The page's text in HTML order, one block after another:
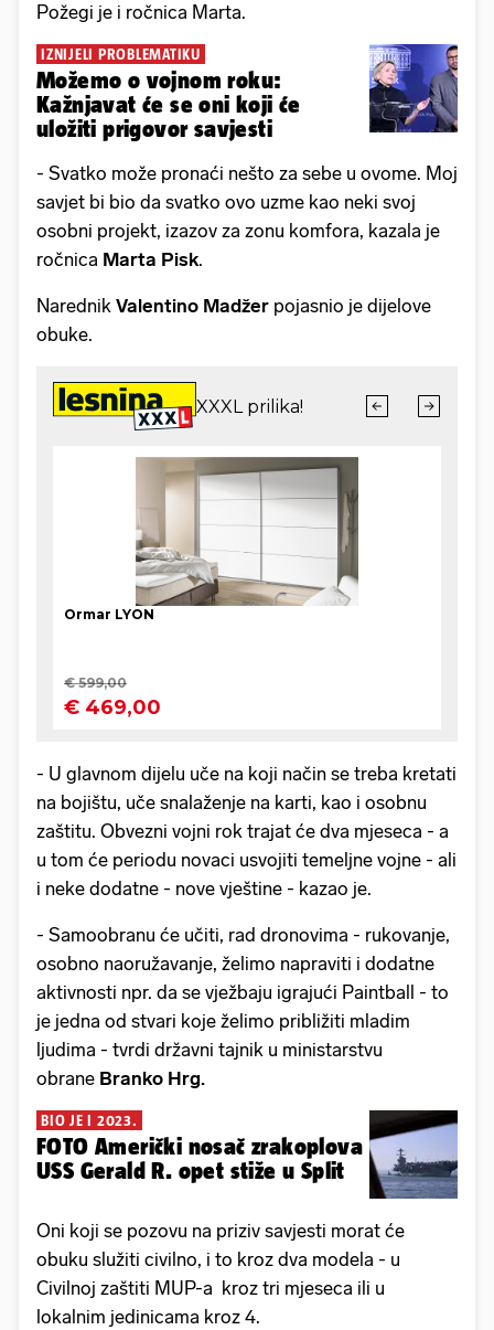
Požegi je i ročnica Marta.
IZNIJELI PROBLEMATIKU
Možemo o vojnom roku:
Kažnjavat će se oni koji će
uložiti prigovor savjesti
- Svatko može pronaći nešto za sebe u ovome. Moj
savjet bi bio da svatko ovo uzme kao neki svoj
osobni projekt, izazov za zonu komfora, kazala je
ročnica Marta Pisk.
Narednik Valentino Madžer pojasnio je dijelove
obuke.
- U glavnom dijelu uče na koji način se treba kretati
na bojištu, uče snalaženje na karti, kao i osobnu
zaštitu. Obvezni vojni rok trajat će dva mjeseca - a
u tom će periodu novaci usvojiti temeljne vojne - ali
i neke dodatne - nove vještine - kazao je.
- Samoobranu će učiti, rad dronovima - rukovanje,
osobno naoružavanje, želimo napraviti i dodatne
aktivnosti npr. da se vježbaju igrajući Paintball - to
je jedna od stvari koje želimo približiti mladim
ljudima - tvrdi državni tajnik u ministarstvu
obrane Branko Hrg.
BIO JE I 2023.
FOTO Američki nosač zrakoplova
USS Gerald R. opet stiže u Split
Oni koji se pozovu na priziv savjesti morat će
obuku služiti civilno, i to kroz dva modela - u
Civilnoj zaštiti MUP-a kroz tri mjeseca ili u
lokalnim jedinicama kroz 4.